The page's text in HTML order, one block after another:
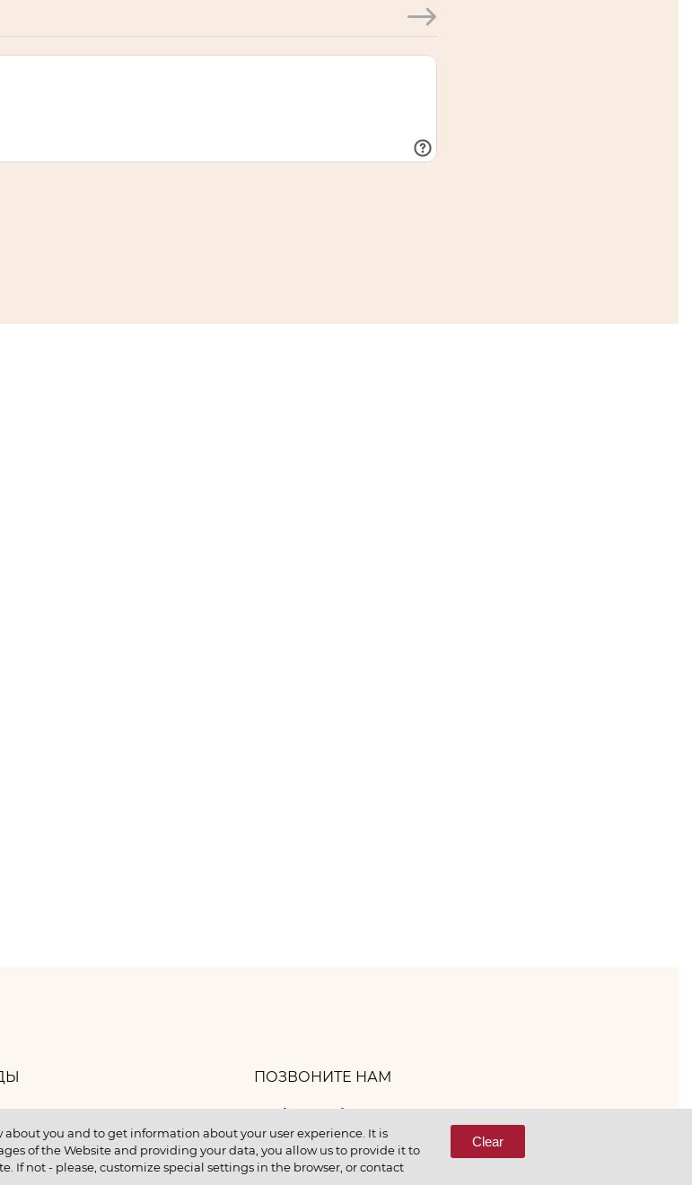
ПОЗВОНИТЕ НАМ
8 (800) 333-65-66
about you and to get information about your user experience. It is
of the Website and providing your data, you allow us to provide it to
If not - please, customize special settings in the browser, or contact
Clear